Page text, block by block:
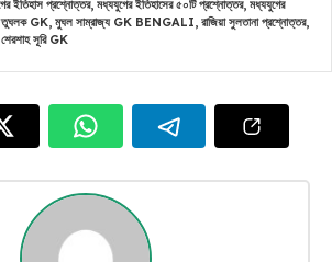
ইতিহাস প্রশ্নোত্তর, মধ্যযুগের ইতিহাসের ৫০টি প্রশ্নোত্তর, মধ্যযুগের
তুঘলক GK, মুঘল সাম্রাজ্য GK BENGALI, রাজিয়া সুলতানা প্রশ্নোত্তর,
শেরশাহ সূরি GK